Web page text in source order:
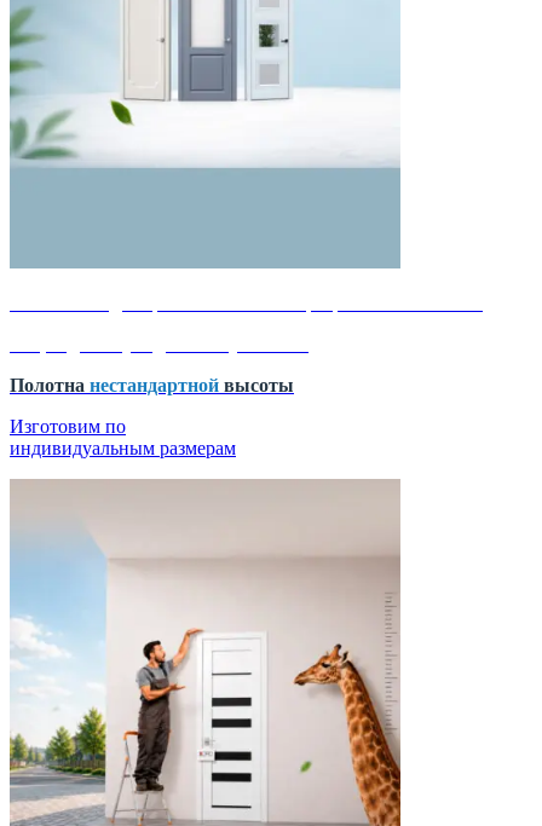
Полотна нестандартной высоты
Изготовим по
индивидуальным размерам